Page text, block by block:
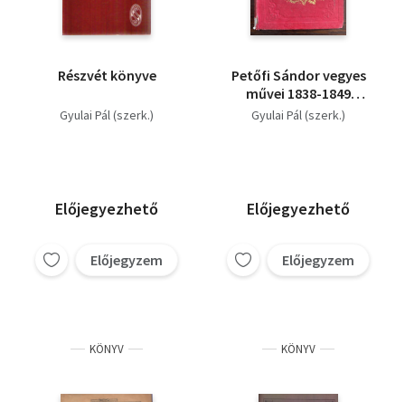
Részvét könyve
Gyulai Pál (szerk.)
Előjegyezhető
Előjegyzem
Petőfi Sándor vegyes
művei 1838-1849
II.Drámák: Tigris és
Gyulai Pál (szerk.)
Előjegyezhető
Előjegyzem
KÖNYV KÖNYV